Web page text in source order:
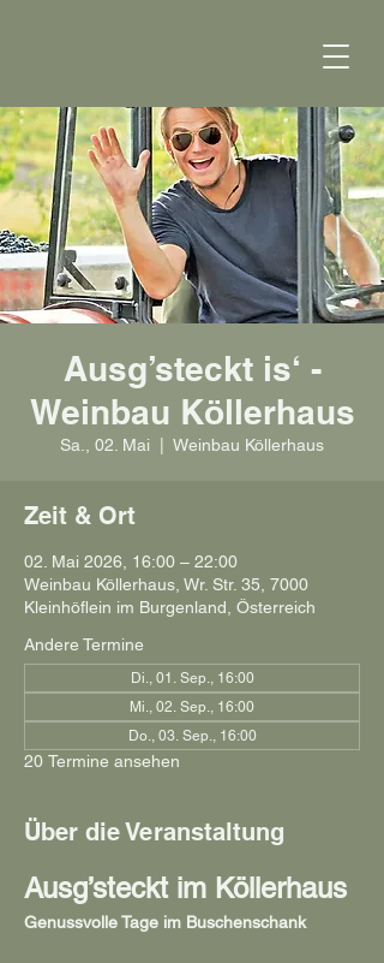
Ausg’steckt is‘ -
Weinbau Köllerhaus
Sa., 02. Mai Weinbau Köllerhaus
Zeit & Ort
02. Mai 2026, 16:00 – 22:00
Weinbau Köllerhaus, Wr. Str. 35, 7000
Kleinhöflein im Burgenland, Österreich
Andere Termine
Di., 01. Sep., 16:00
Mi., 02. Sep., 16:00
Do., 03. Sep., 16:00
20 Termine ansehen
Über die Veranstaltung
Ausg’steckt im Köllerhaus
Genussvolle Tage im Buschenschank